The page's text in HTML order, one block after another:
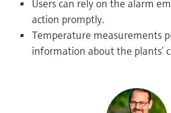
Users can rely on the alarm
action promptly.
Temperature measurements
information about the plants’